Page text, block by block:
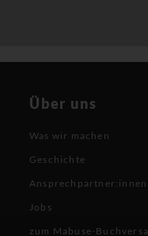
Über uns
Was wir machen
Geschichte
Ansprechpartner:innen
Jobs
zum Mabuse-